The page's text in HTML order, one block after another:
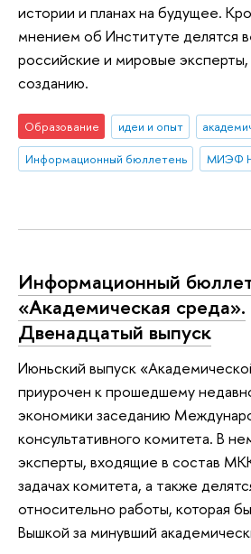
истории и планах на будущее.
мнением об Институте делятся
российские и мировые
созданию.
Образование идеи и опыт
Информационный бюллетень
МИЭФ
Информационный
«Академическая среда».
Двенадцатый выпуск
Июньский выпуск
приурочен к прошедшему
экономики заседанию
консультативного комитета. В
эксперты, входящие в состав
задачах комитета, а также
относительно работы, которая
Вышкой за минувший